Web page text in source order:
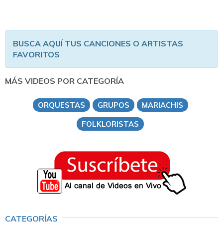
BUSCA AQUÍ TUS CANCIONES O ARTISTAS
FAVORITOS
MÁS VIDEOS POR CATEGORÍA
ORQUESTAS GRUPOS
MARIACHIS
FOLKLORISTAS
CATEGORÍAS